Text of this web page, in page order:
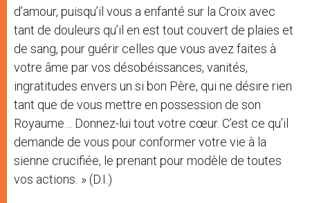
d’amour, puisqu’il vous a enfanté sur la Croix avec
tant de douleurs qu’il en est tout couvert de plaies et
de sang, pour guérir celles que vous avez faites à
votre âme par vos désobéissances, vanités,
ingratitudes envers un si bon Père, qui ne désire rien
tant que de vous mettre en possession de son
Royaume… Donnez-lui tout votre cœur. C’est ce qu’il
demande de vous pour conformer votre vie à la
sienne crucifiée, le prenant pour modèle de toutes
vos actions. » (D.I.)